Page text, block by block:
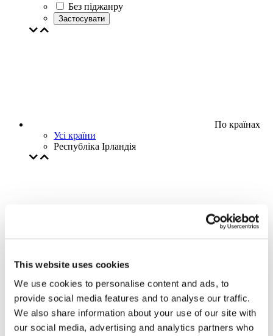
This website uses cookies
We use cookies to personalise content and ads, to
provide social media features and to analyse our traffic.
We also share information about your use of our site with
our social media, advertising and analytics partners who
Без піджанру
Застосувати
По країнах
Усі країни
Республіка Ірландія